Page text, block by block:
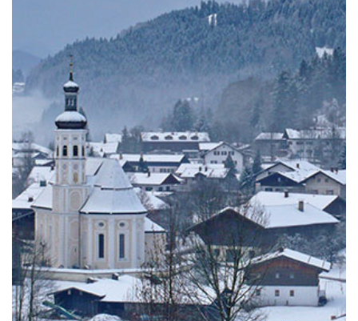
Ein erfülltes musikalisches Jahr des Musik-Forums
Sachrang e. V. liegt hinter uns. Erfolgreiche Arbeit
mit jungen Talenten aus aller Welt, die hier in
Sachrang ihren jeweiligen künstlerischen Stand
überprüfen und mit neuen Erfahrungen erweitern